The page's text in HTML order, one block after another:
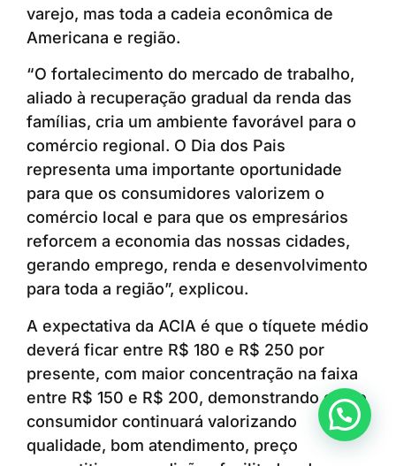
varejo, mas toda a cadeia econômica de
Americana e região.
“O fortalecimento do mercado de trabalho,
aliado à recuperação gradual da renda das
famílias, cria um ambiente favorável para o
comércio regional. O Dia dos Pais
representa uma importante oportunidade
para que os consumidores valorizem o
comércio local e para que os empresários
reforcem a economia das nossas cidades,
gerando emprego, renda e desenvolvimento
para toda a região”, explicou.
A expectativa da ACIA é que o tíquete médio
deverá ficar entre R$ 180 e R$ 250 por
presente, com maior concentração na faixa
entre R$ 150 e R$ 200, demonstrando que o
consumidor continuará valorizando
qualidade, bom atendimento, preço
Anunciar ou recomendar matéria